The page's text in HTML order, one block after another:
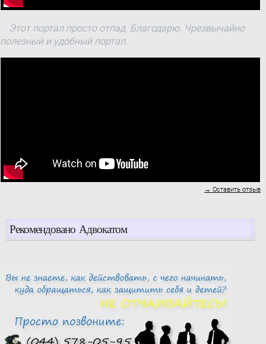
Этот портал просто отпад. Благодарю. Чрезвычайно
полезный и удобный портал.
→ Оставить отзыв
Рекомендовано Адвокатом